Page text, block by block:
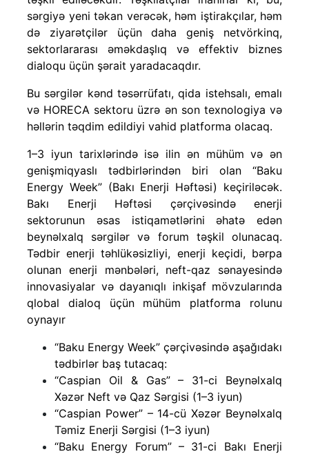
sərgiyə yeni təkan verəcək, həm iştirakçılar, həm
də ziyarətçilər üçün daha geniş netvörkinq,
sektorlararası əməkdaşlıq və effektiv biznes
dialoqu üçün şərait yaradacaqdır.
Bu sərgilər kənd təsərrüfatı, qida istehsalı, emalı
və HORECA sektoru üzrə ən son texnologiya və
həllərin təqdim edildiyi vahid platforma olacaq.
1–3 iyun tarixlərində isə ilin ən mühüm və ən
genişmiqyaslı tədbirlərindən biri olan “Baku
Energy Week” (Bakı Enerji Həftəsi) keçiriləcək.
Bakı Enerji Həftəsi çərçivəsində enerji
sektorunun əsas istiqamətlərini əhatə edən
beynəlxalq sərgilər və forum təşkil olunacaq.
Tədbir enerji təhlükəsizliyi, enerji keçidi, bərpa
olunan enerji mənbələri, neft-qaz sənayesində
innovasiyalar və dayanıqlı inkişaf mövzularında
qlobal dialoq üçün mühüm platforma rolunu
oynayır
“Baku Energy Week” çərçivəsində aşağıdakı
tədbirlər baş tutacaq:
“Caspian Oil & Gas” – 31-ci Beynəlxalq
Xəzər Neft və Qaz Sərgisi (1–3 iyun)
“Caspian Power” – 14-cü Xəzər Beynəlxalq
Təmiz Enerji Sərgisi (1–3 iyun)
“Baku Energy Forum” – 31-ci Bakı Enerji